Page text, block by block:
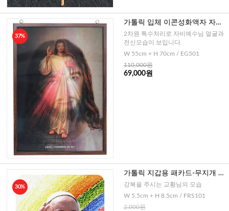
37%
가톨릭 입체 이콘성화액자 자비
예수님(이태리)-70cm
2차원 특수처리로 자비예수님 얼굴과
전신모습이 보입니다.
W 55cm + H 70cm / EG501
110,000원
69,000원
30%
가톨릭 지갑용 패카드-무지개 프
란치스코 교황님(이태리)
강복을 주시는 교황님의 모습
W 5.5cm + H 8.5cm / FRS101
2,000원